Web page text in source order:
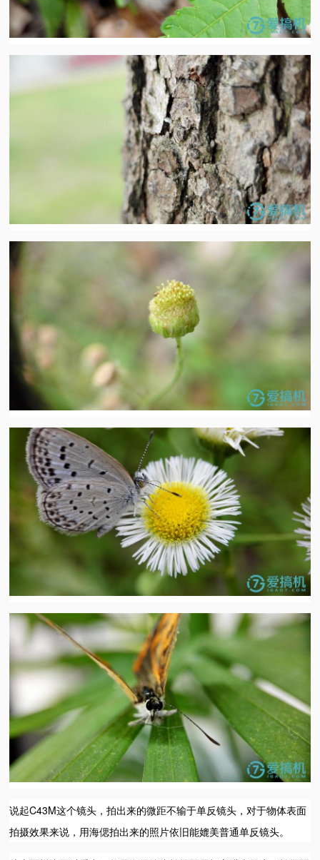
说起C43M这个镜头，拍出来的微距不输于单反镜头，对于物体表面
拍摄效果来说，用海偲拍出来的照片依旧能媲美普通单反镜头。